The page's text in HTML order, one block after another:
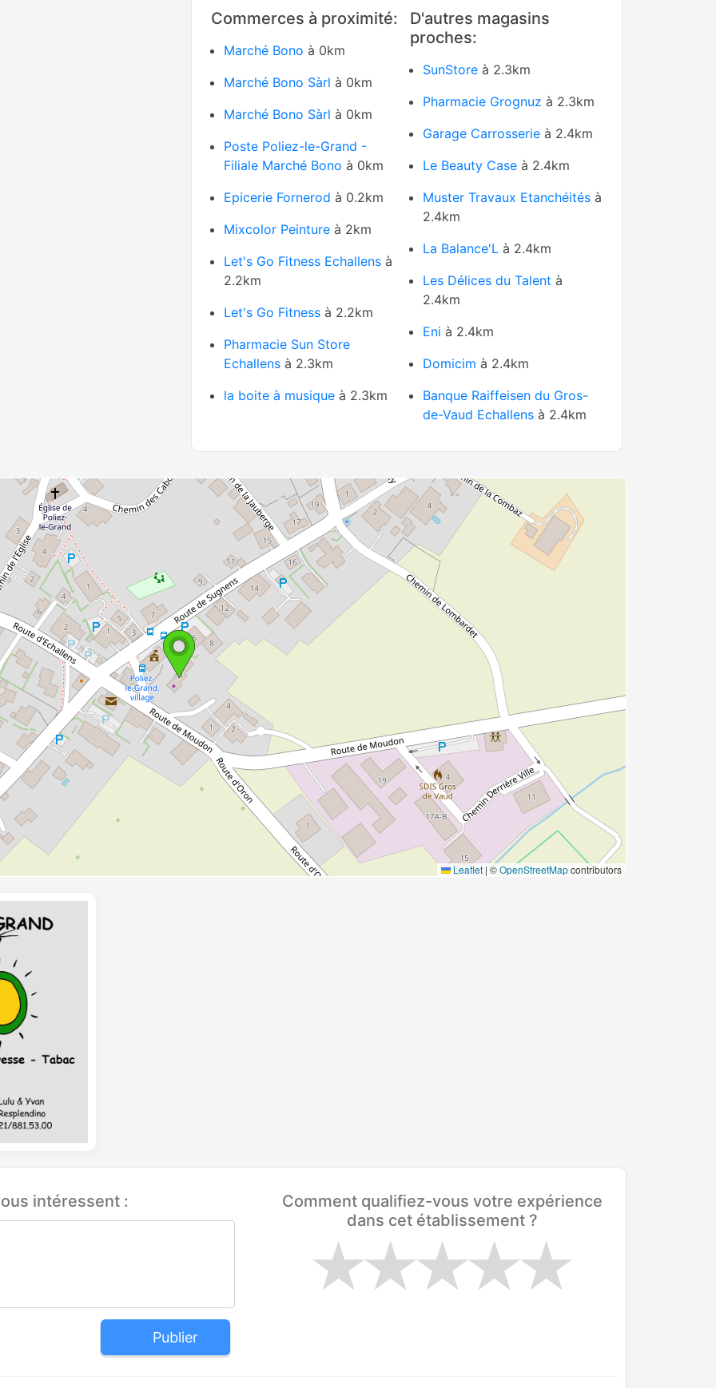
Commerces à proximité:
Marché Bono à 0km
Marché Bono Sàrl à 0km
Marché Bono Sàrl à 0km
Poste Poliez-le-Grand -
Filiale Marché Bono à 0km
Epicerie Fornerod à 0.2km
Mixcolor Peinture à 2km
Let's Go Fitness Echallens à
2.2km
Let's Go Fitness à 2.2km
Pharmacie Sun Store
Echallens à 2.3km
la boite à musique à 2.3km
D'autres magasins
proches:
SunStore à 2.3km
Pharmacie Grognuz à 2.3km
Garage Carrosserie à 2.4km
Le Beauty Case à 2.4km
Muster Travaux Etanchéités à
2.4km
La Balance'L à 2.4km
Les Délices du Talent à
2.4km
Eni à 2.4km
Domicim à 2.4km
Banque Raiffeisen du Gros-
de-Vaud Echallens à 2.4km
Leaflet | ©OpenStreetMapcontributors
Comment qualifiez-vous votre expérience
dans cet établissement ?
intéressent :
Publier